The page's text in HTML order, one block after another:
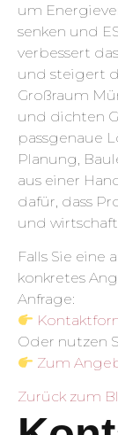
um
senken und
verbessert
und steigert
Großraum
und dichten
passgenaue
Planung,
aus einer
dafür, dass
und
Falls Sie eine
konkretes
Anfrage:
Oder nutzen
Zum
Zurück zum